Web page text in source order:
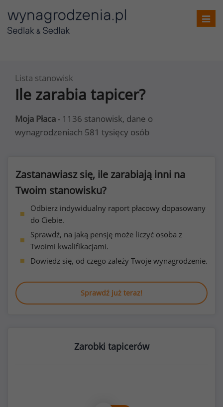
Lista stanowisk
Ile zarabia tapicer?
Moja Płaca - 1136 stanowisk, dane o
wynagrodzeniach 581 tysięcy osób
Zastanawiasz się, ile zarabiają inni na
Twoim stanowisku?
Odbierz indywidualny raport płacowy dopasowany
do Ciebie.
Sprawdź, na jaką pensję może liczyć osoba z
Twoimi kwalifikacjami.
Dowiedz się, od czego zależy Twoje wynagrodzenie.
Sprawdź już teraz!
Zarobki tapicerów